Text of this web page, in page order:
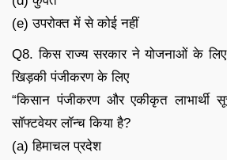
(e) उपरोक्त में से कोई नहीं
Q8. किस राज्य सरकार ने योजनाओं के
खिड़की पंजीकरण के लिए
“किसान पंजीकरण और एकीकृत लाभार्थी
सॉफ्टवेयर लॉन्च किया है?
(a) हिमाचल प्रदेश